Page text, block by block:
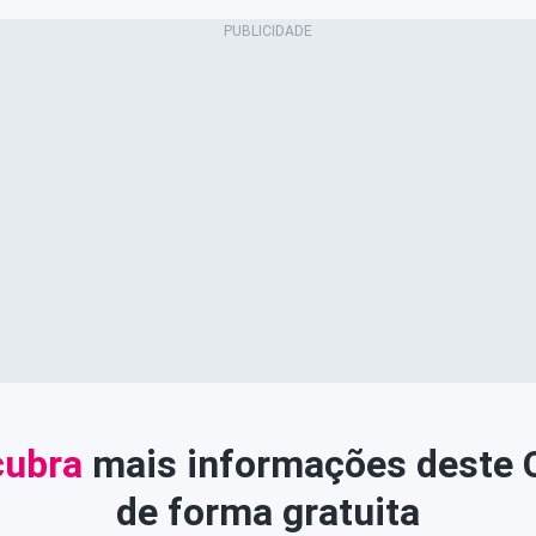
mais informações deste
de forma gratuita